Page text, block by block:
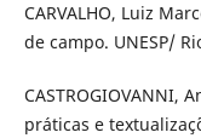
CARVALHO, Luiz
de campo. UNESP/
CASTROGIOVANNI,
práticas e